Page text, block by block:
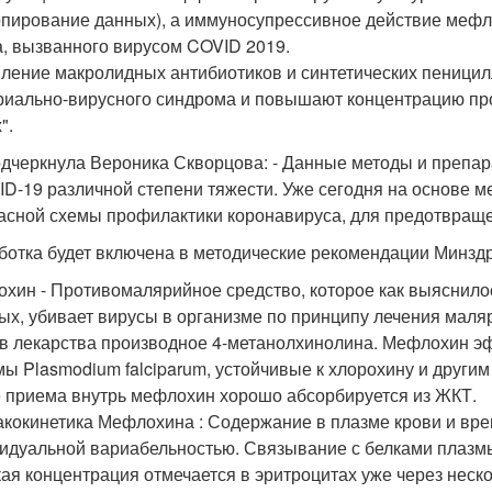
данных), а иммуносупрессивное действие
вызванного вирусом COVID 2019.
макролидных антибиотиков и синтетических
вирусного синдрома и повышают концентрацию
Вероника Скворцова: - Данные методы и
19 различной степени тяжести. Уже сегодня на основе
схемы профилактики коронавируса, для
будет включена в методические рекомендации
- Противомалярийное средство, которое как
убивает вирусы в организме по принципу лечения
лекарства производное 4-метанолхинолина. Мефлохин
Plasmodium falciparum, устойчивые к хлорохину и
внутрь мефлохин хорошо абсорбируется из ЖКТ.
Мефлохина : Содержание в плазме крови и
вариабельностью. Связывание с белками
концентрация отмечается в эритроцитах уже через